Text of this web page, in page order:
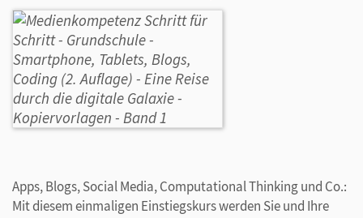
Apps, Blogs, Social Media, Computational Thinking und Co.:
Mit diesem einmaligen Einstiegskurs werden Sie und Ihre